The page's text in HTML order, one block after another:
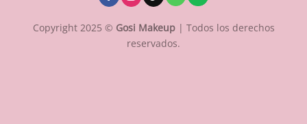
Copyright 2025 © Gosi Makeup | Todos los derechos
reservados.